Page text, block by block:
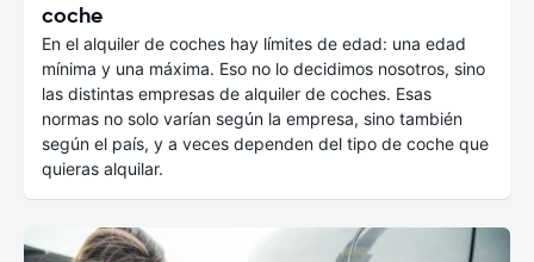
coche
En el alquiler de coches hay límites de edad: una edad
mínima y una máxima. Eso no lo decidimos nosotros, sino
las distintas empresas de alquiler de coches. Esas
normas no solo varían según la empresa, sino también
según el país, y a veces dependen del tipo de coche que
quieras alquilar.